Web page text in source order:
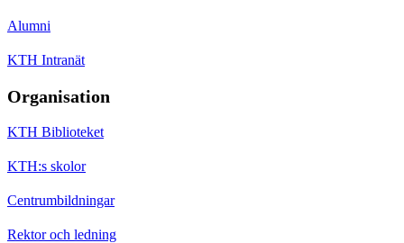
Alumni
KTH Intranät
Organisation
KTH Biblioteket
KTH:s skolor
Centrumbildningar
Rektor och ledning